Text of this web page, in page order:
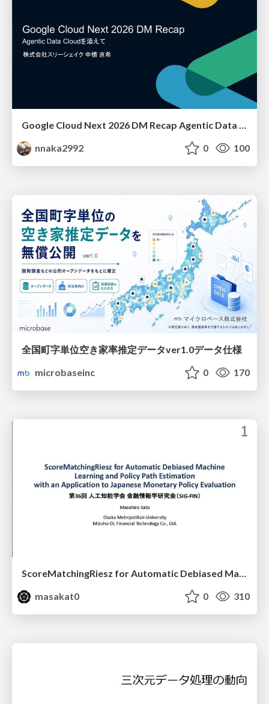
Google Cloud Next 2026 DM Recap Agentic Data Cloudを添えて / Google Cloud Next 2026 DM Recap
nnaka2992
0 100
全国町字単位空き家率推定データver1.0データ仕様
microbaseinc
0 170
ScoreMatchingRiesz for Automatic Debiased Machine Learning and Policy Path Estimation with an Application to Japanese Monetary Policy Evaluation
masakat0
0 310